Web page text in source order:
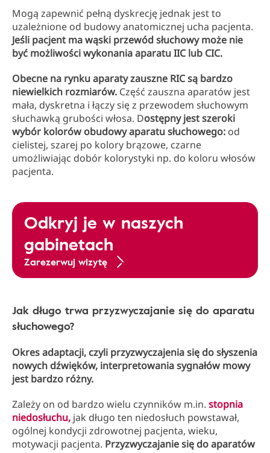
Mogą zapewnić pełną dyskrecję jednak jest to
uzależnione od budowy anatomicznej ucha pacjenta.
Jeśli pacjent ma wąski przewód słuchowy może nie
być możliwości wykonania aparatu IIC lub CIC.
Obecne na rynku aparaty zauszne RIC są bardzo
niewielkich rozmiarów. Część zauszna aparatów jest
mała, dyskretna i łączy się z przewodem słuchowym
słuchawką grubości włosa. Dostępny jest szeroki
wybór kolorów obudowy aparatu słuchowego: od
cielistej, szarej po kolory brązowe, czarne
umożliwiając dobór kolorystyki np. do koloru włosów
pacjenta.
Odkryj je w naszych
gabinetach
Zarezerwuj wizytę
Jak długo trwa przyzwyczajanie się do aparatu
słuchowego?
Okres adaptacji, czyli przyzwyczajenia się do słyszenia
nowych dźwięków, interpretowania sygnałów mowy
jest bardzo różny.
Zależy on od bardzo wielu czynników m.in. stopnia
niedosłuchu, jak długo ten niedosłuch powstawał,
ogólnej kondycji zdrowotnej pacjenta, wieku,
motywacji pacjenta. Przyzwyczajanie się do aparatów